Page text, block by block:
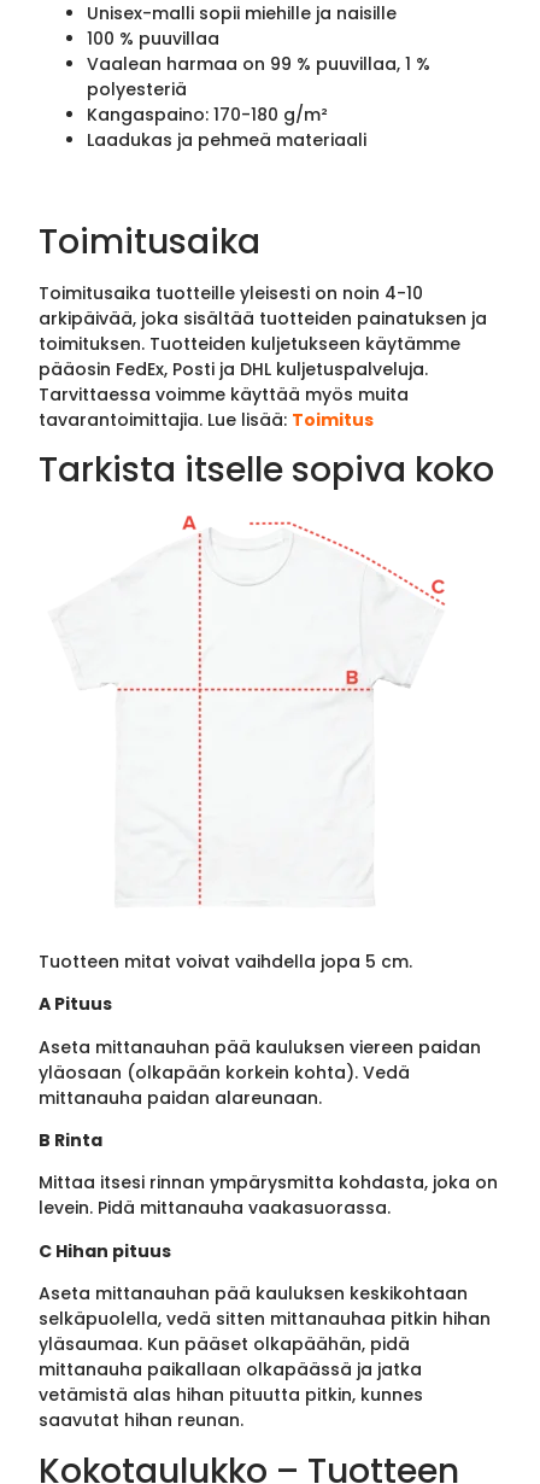
Unisex-malli sopii miehille ja naisille
100 % puuvillaa
Vaalean harmaa on 99 % puuvillaa, 1 %
polyesteriä
Kangaspaino: 170-180 g/m²
Laadukas ja pehmeä materiaali
Toimitusaika
Toimitusaika tuotteille yleisesti on noin 4-10
arkipäivää, joka sisältää tuotteiden painatuksen ja
toimituksen. Tuotteiden kuljetukseen käytämme
pääosin FedEx, Posti ja DHL kuljetuspalveluja.
Tarvittaessa voimme käyttää myös muita
tavarantoimittajia. Lue lisää: Toimitus
Tarkista itselle sopiva koko
Tuotteen mitat voivat vaihdella jopa 5 cm.
A Pituus
Aseta mittanauhan pää kauluksen viereen paidan
yläosaan (olkapään korkein kohta). Vedä
mittanauha paidan alareunaan.
B Rinta
Mittaa itsesi rinnan ympärysmitta kohdasta, joka on
levein. Pidä mittanauha vaakasuorassa.
C Hihan pituus
Aseta mittanauhan pää kauluksen keskikohtaan
selkäpuolella, vedä sitten mittanauhaa pitkin hihan
yläsaumaa. Kun pääset olkapäähän, pidä
mittanauha paikallaan olkapäässä ja jatka
vetämistä alas hihan pituutta pitkin, kunnes
saavutat hihan reunan.
Kokotaulukko – Tuotteen